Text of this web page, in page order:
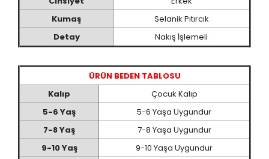
Kumaş
Selanik Pıtırcık
Detay
Nakış İşlemeli
ÜRÜN BEDEN TABLOSU
Kalıp
Çocuk Kalıp
5-6 Yaş
5-6 Yaşa Uygundur
7-8 Yaş
7-8 Yaşa Uygundur
9-10 Yaş
9-10 Yaşa Uygundur